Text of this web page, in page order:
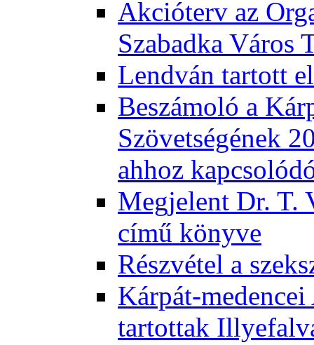
Akcióterv az
Szabadka Város
Lendván tartott
Beszámoló a
Szövetségének
ahhoz
Megjelent Dr. T.
című könyve
Részvétel a
Kárpát-
tartottak